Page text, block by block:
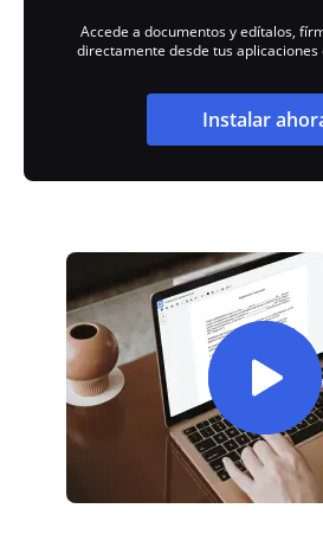
Accede a documentos y edítalos,
directamente desde tus
Instalar